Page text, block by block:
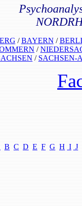
/BAYERN/
/
/ SACHSEN-
B C D E F G H I J